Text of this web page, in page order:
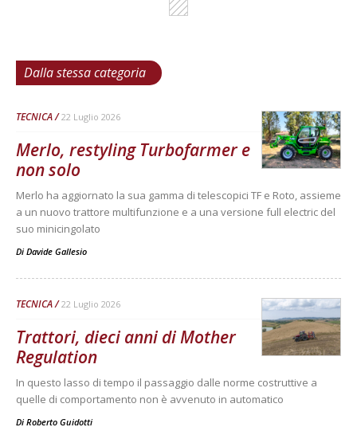
Dalla stessa categoria
TECNICA 22 Luglio 2026
Merlo, restyling Turbofarmer e
non solo
Merlo ha aggiornato la sua gamma di telescopici TF e Roto, assieme
a un nuovo trattore multifunzione e a una versione full electric del
suo minicingolato
Di Davide Gallesio
TECNICA 22 Luglio 2026
Trattori, dieci anni di Mother
Regulation
In questo lasso di tempo il passaggio dalle norme costruttive a
quelle di comportamento non è avvenuto in automatico
Di Roberto Guidotti